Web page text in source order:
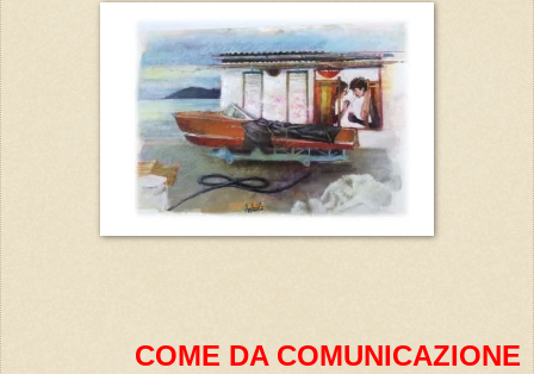
COME DA COMUNICAZIONE